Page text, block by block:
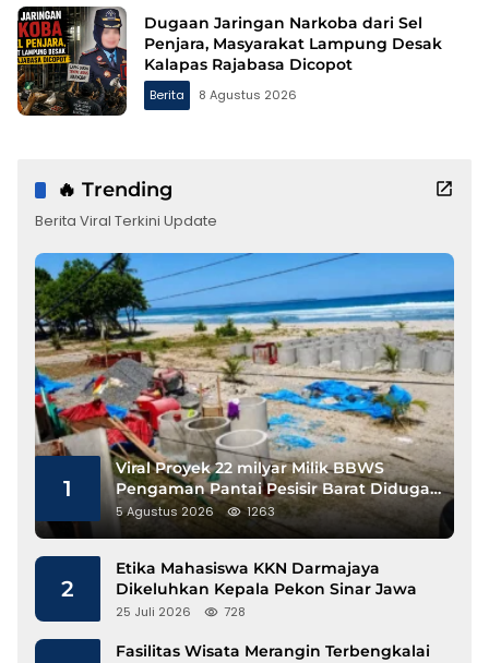
Dugaan Jaringan Narkoba dari Sel
Penjara, Masyarakat Lampung Desak
Kalapas Rajabasa Dicopot
Berita 8 Agustus 2026
🔥 Trending
Berita Viral Terkini Update
1
Viral Proyek 22 milyar Milik BBWS
Pengaman Pantai Pesisir Barat Diduga
Gunakan Besi Banci
5 Agustus 2026 1263
2
Etika Mahasiswa KKN Darmajaya
Dikeluhkan Kepala Pekon Sinar Jawa
25 Juli 2026 728
Fasilitas Wisata Merangin Terbengkalai